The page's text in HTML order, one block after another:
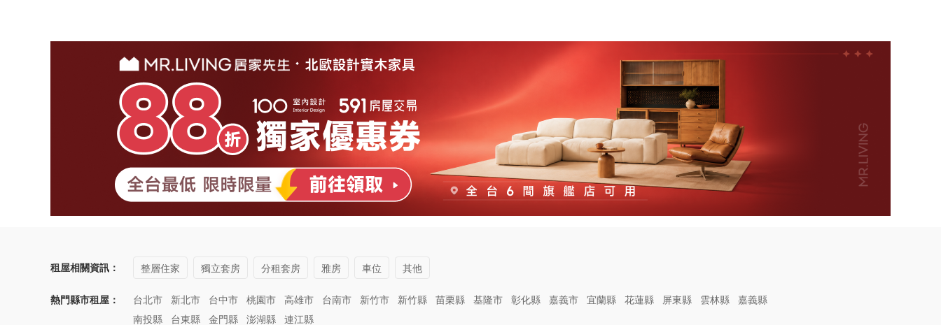
租屋相關資訊： 整層住家 獨立套房 分租套房 雅房 車位 其他
熱門縣市租屋： 台北市 新北市 台中市 桃園市 高雄市 台南市 新竹市 新竹縣 苗栗縣 基隆市 彰化縣 嘉義市 宜蘭縣 花蓮縣 屏東縣 雲林縣
嘉義縣
南投縣
台東縣 金門縣 澎湖縣 連江縣